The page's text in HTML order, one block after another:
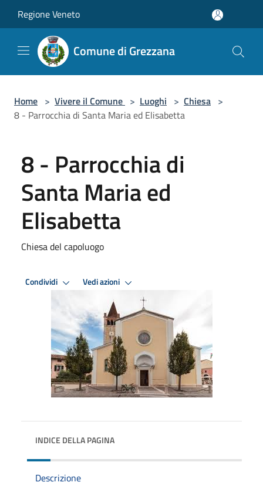
Regione Veneto
Comune di Grezzana
Home > Vivere il Comune > Luoghi > Chiesa >
8 - Parrocchia di Santa Maria ed Elisabetta
8 - Parrocchia di
Santa Maria ed
Elisabetta
Chiesa del capoluogo
Condividi Vedi azioni
INDICE DELLA PAGINA
Descrizione